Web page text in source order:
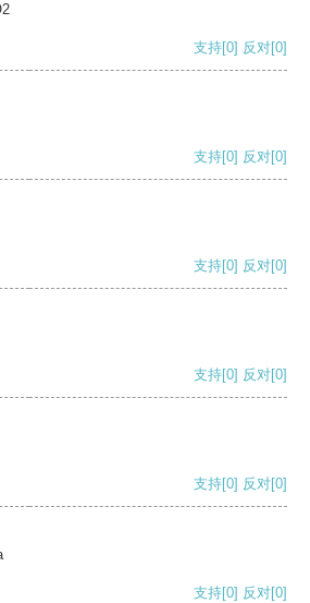
支持[0] 反对[0]
支持[0] 反对[0]
支持[0] 反对[0]
支持[0] 反对[0]
支持[0] 反对[0]
支持[0] 反对[0]